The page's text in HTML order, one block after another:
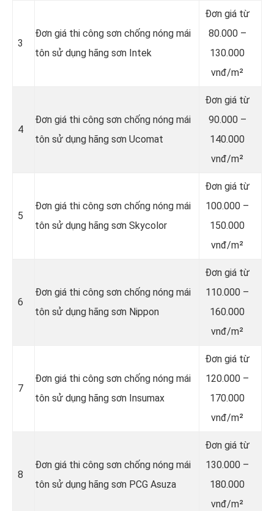
3
Đơn giá thi công sơn chống nóng mái
tôn sử dụng hãng sơn Intek
Đơn giá từ
80.000 –
130.000
vnđ/m²
4
Đơn giá thi công sơn chống nóng mái
tôn sử dụng hãng sơn Ucomat
Đơn giá từ
90.000 –
140.000
vnđ/m²
5
Đơn giá thi công sơn chống nóng mái
tôn sử dụng hãng sơn Skycolor
Đơn giá từ
100.000 –
150.000
vnđ/m²
6
Đơn giá thi công sơn chống nóng mái
tôn sử dụng hãng sơn Nippon
Đơn giá từ
110.000 –
160.000
vnđ/m²
7
Đơn giá thi công sơn chống nóng mái
tôn sử dụng hãng sơn Insumax
Đơn giá từ
120.000 –
170.000
vnđ/m²
8
Đơn giá thi công sơn chống nóng mái
tôn sử dụng hãng sơn PCG Asuza
Đơn giá từ
130.000 –
180.000
vnđ/m²